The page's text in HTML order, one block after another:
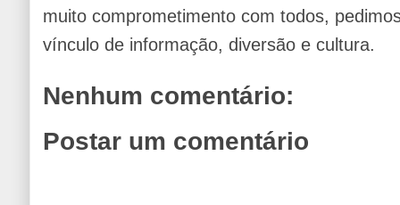
muito comprometimento com todos,
vínculo de informação, diversão e cultura.
Nenhum comentário:
Postar um comentário